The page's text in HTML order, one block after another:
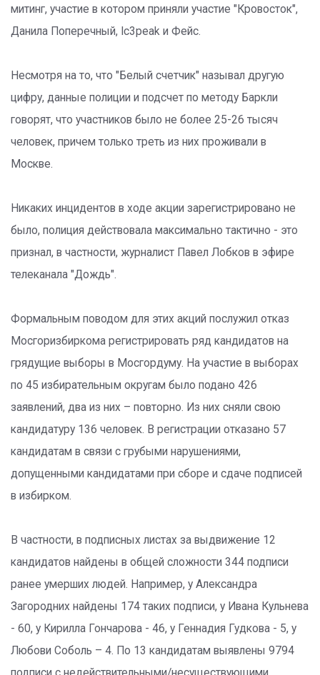
митинг, участие в котором приняли участие "Кровосток",
Данила Поперечный, Ic3peak и Фейс.
Несмотря на то, что "Белый счетчик" называл другую
цифру, данные полиции и подсчет по методу Баркли
говорят, что участников было не более 25-26 тысяч
человек, причем только треть из них проживали в
Москве.
Никаких инцидентов в ходе акции зарегистрировано не
было, полиция действовала максимально тактично - это
признал, в частности, журналист Павел Лобков в эфире
телеканала "Дождь".
Формальным поводом для этих акций послужил отказ
Мосгоризбиркома регистрировать ряд кандидатов на
грядущие выборы в Мосгордуму. На участие в выборах
по 45 избирательным округам было подано 426
заявлений, два из них – повторно. Из них сняли свою
кандидатуру 136 человек. В регистрации отказано 57
кандидатам в связи с грубыми нарушениями,
допущенными кандидатами при сборе и сдаче подписей
в избирком.
В частности, в подписных листах за выдвижение 12
кандидатов найдены в общей сложности 344 подписи
ранее умерших людей. Например, у Александра
Загородних найдены 174 таких подписи, у Ивана Кульнева
- 60, у Кирилла Гончарова - 46, у Геннадия Гудкова - 5, у
Любови Соболь – 4. По 13 кандидатам выявлены 9794